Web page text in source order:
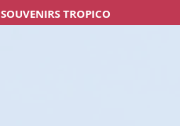
SOUVENIRS TROPICO